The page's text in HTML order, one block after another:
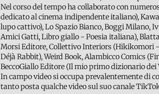
Nel corso del tempo ha collaborato con
dedicato al cinema indipendente italiano),
lupo cattivo), Lo Spazio Bianco, Boggi Milano,
Amici Gatti, Libro giallo - Poesia italiana),
Morsi Editore, Collettivo Interiors (Hikikomori -
Déjà Rabbit), Weird Book, Alambicco Comics
BeccoGiallo Editore (Il mio primo dizionario dei
In campo video si occupa prevalentemente di
tanto posta qualche video sul suo canale